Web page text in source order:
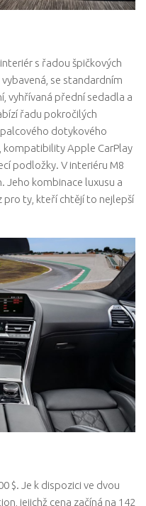
s řadou špičkových
se standardním
vyhřívaná přední sedadla a
řadu pokročilých
dotykového
kompatibility Apple CarPlay
podložky. V interiéru M8
Jeho kombinace luxusu a
pro ty, kteří chtějí to nejlepší
$. Je k dispozici ve dvou
jejichž cena začíná na 142